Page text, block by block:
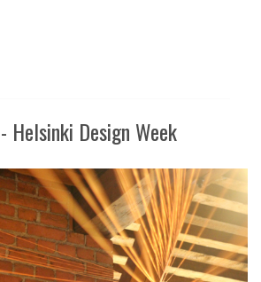
Helsinki Design Week